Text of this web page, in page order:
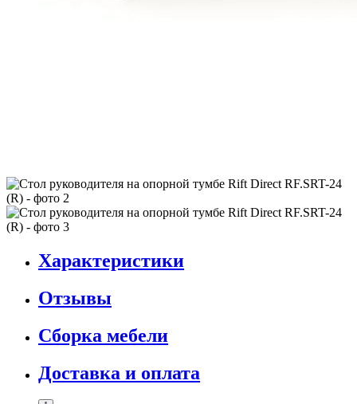
Характеристики
Отзывы
Сборка мебели
Доставка и оплата